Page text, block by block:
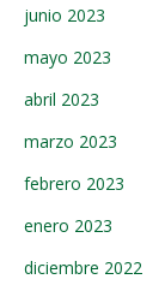
junio 2023
mayo 2023
abril 2023
marzo 2023
febrero 2023
enero 2023
diciembre 2022